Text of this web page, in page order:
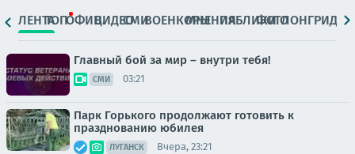
ЛЕНТАТОПОФИЦ.ВИДЕОСМИВОЕНКОРЫМНЕНИЯПАБЛИКИ
ФОТОЛОНГРИДЫ
Главный бой за мир – внутри тебя!
СМИ 03:21
Парк Горького продолжают готовить к
празднованию юбилея
ЛУГАНСК Вчера, 23:21